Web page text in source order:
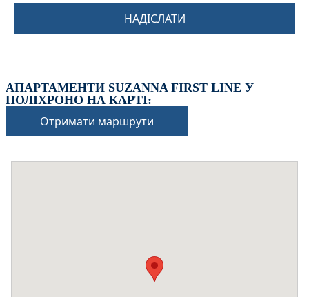
НАДІСЛАТИ
АПАРТАМЕНТИ SUZANNA FIRST LINE У
ПОЛІХРОНО НА КАРТІ:
Отримати маршрути